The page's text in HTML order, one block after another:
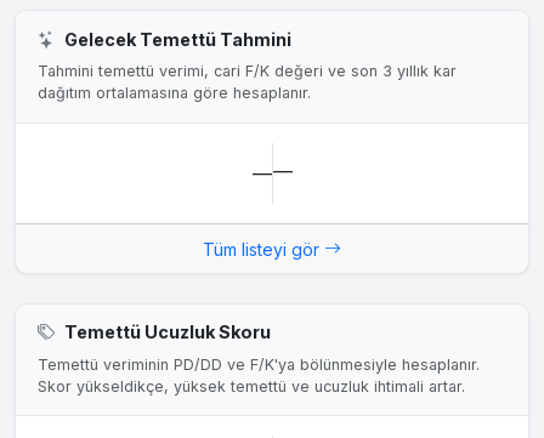
Gelecek Temettü Tahmini
Tahmini temettü verimi, cari F/K değeri ve son 3 yıllık kar
dağıtım ortalamasına göre hesaplanır.
——
Tüm listeyi gör
Temettü Ucuzluk Skoru
Temettü veriminin PD/DD ve F/K'ya bölünmesiyle hesaplanır.
Skor yükseldikçe, yüksek temettü ve ucuzluk ihtimali artar.